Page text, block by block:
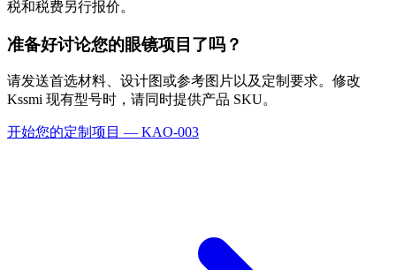
税和税费另行报价。
准备好讨论您的眼镜项目了吗？
请发送首选材料、设计图或参考图片以及定制要求。修改
Kssmi 现有型号时，请同时提供产品 SKU。
开始您的定制项目 — KAO-003